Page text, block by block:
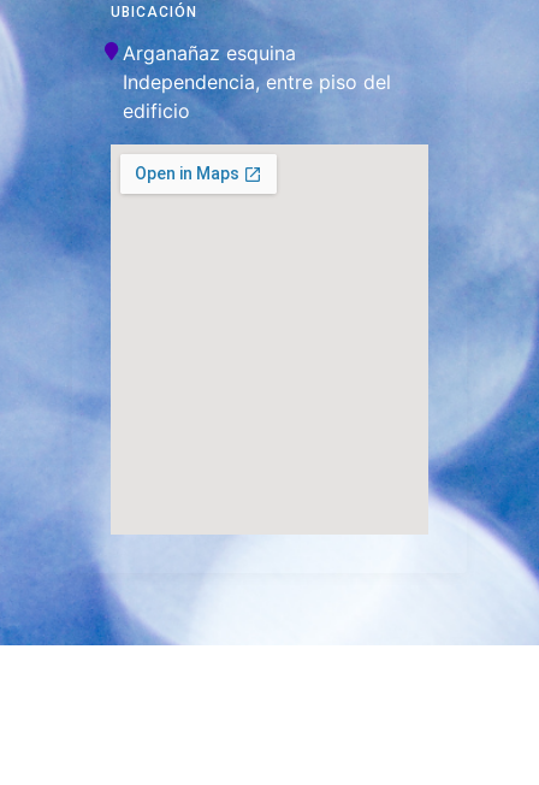
UBICACIÓN
Arganañaz esquina
Independencia, entre piso del
edificio